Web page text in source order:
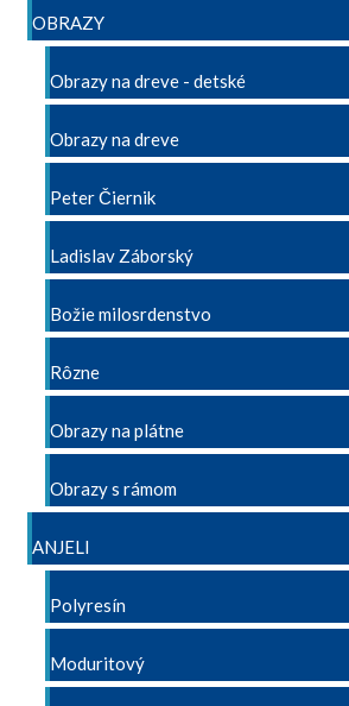
OBRAZY
Obrazy na dreve - detské
Obrazy na dreve
Peter Čiernik
Ladislav Záborský
Božie milosrdenstvo
Rôzne
Obrazy na plátne
Obrazy s rámom
ANJELI
Polyresín
Moduritový